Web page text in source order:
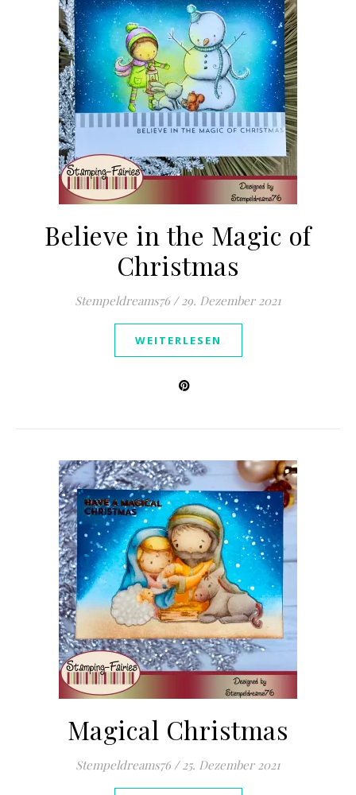
Believe in the Magic of
Christmas
Stempeldreams76 / 29. Dezember 2021
WEITERLESEN
Magical Christmas
Stempeldreams76 / 25. Dezember 2021